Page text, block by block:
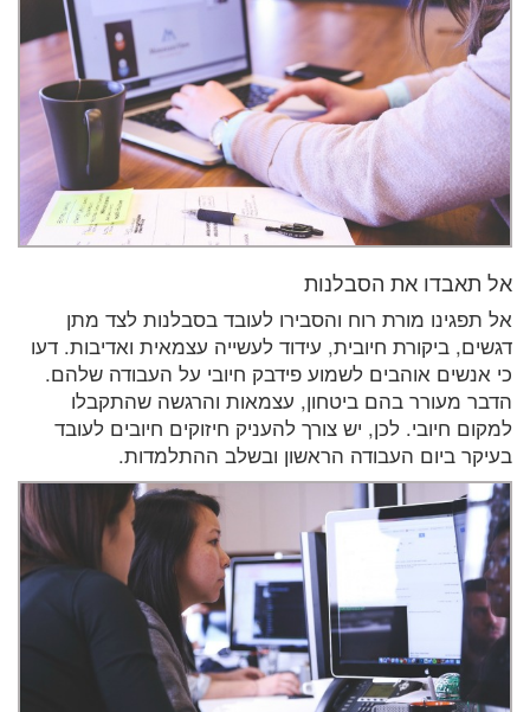
אל תאבדו את הסבלנות
אל תפגינו מורת רוח והסבירו לעובד בסבלנות לצד מתן
דגשים, ביקורת חיובית, עידוד לעשייה עצמאית ואדיבות. דעו
כי אנשים אוהבים לשמוע פידבק חיובי על העבודה שלהם.
הדבר מעורר בהם ביטחון, עצמאות והרגשה שהתקבלו
למקום חיובי. לכן, יש צורך להעניק חיזוקים חיובים לעובד
בעיקר ביום העבודה הראשון ובשלב ההתלמדות.